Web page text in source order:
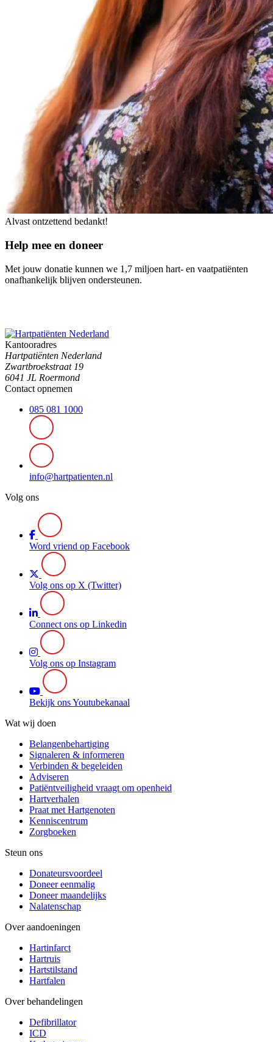
Alvast ontzettend bedankt!
Help mee en doneer
Met jouw donatie kunnen we 1,7 miljoen hart- en vaatpatiënten
onafhankelijk blijven ondersteunen.
Kantooradres
Hartpatiënten Nederland
Zwartbroekstraat 19
6041 JL Roermond
Contact opnemen
085 081 1000
info@hartpatienten.nl
Volg ons
Word vriend op Facebook
Volg ons op X (Twitter)
Connect ons op Linkedin
Volg ons op Instagram
Bekijk ons Youtubekanaal
Wat wij doen
Belangenbehartiging
Signaleren & informeren
Verbinden & begeleiden
Adviseren
Patiëntveiligheid vraagt om openheid
Hartverhalen
Praat met Hartgenoten
Kenniscentrum
Zorgboeken
Steun ons
Donateursvoordeel
Doneer eenmalig
Doneer maandelijks
Nalatenschap
Over aandoeningen
Hartinfarct
Hartruis
Hartstilstand
Hartfalen
Over behandelingen
Defibrillator
ICD